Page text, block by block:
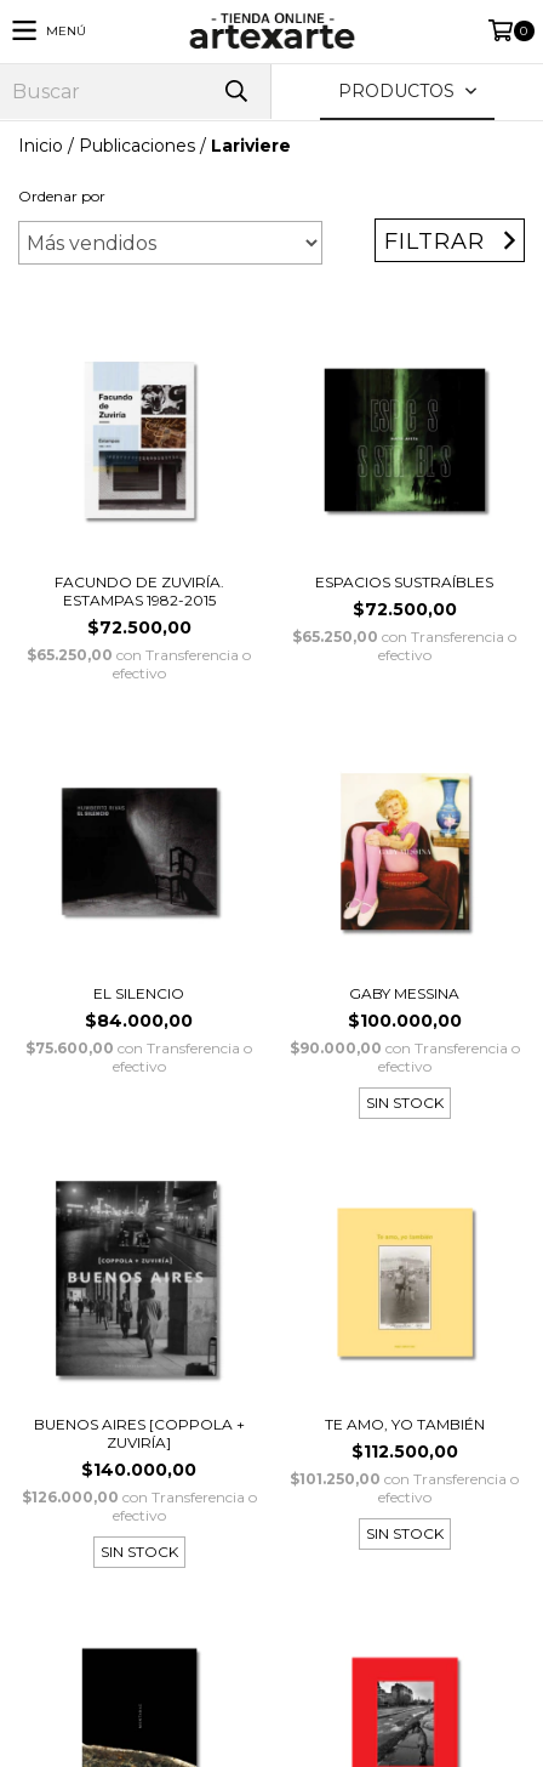
MENÚ 0
PRODUCTOS
Inicio / Publicaciones / Lariviere
Ordenar por
FILTRAR
FACUNDO DE ZUVIRÍA.
ESTAMPAS 1982-2015
$72.500,00
$65.250,00 con Transferencia o
efectivo
ESPACIOS SUSTRAÍBLES
$72.500,00
$65.250,00 con Transferencia o
efectivo
EL SILENCIO
$84.000,00
$75.600,00 con Transferencia o
efectivo
GABY MESSINA
$100.000,00
$90.000,00 con Transferencia o
efectivo
SIN STOCK
BUENOS AIRES [COPPOLA +
ZUVIRÍA]
$140.000,00
$126.000,00 con Transferencia o
efectivo
SIN STOCK
TE AMO, YO TAMBIÉN
$112.500,00
$101.250,00 con Transferencia o
efectivo
SIN STOCK